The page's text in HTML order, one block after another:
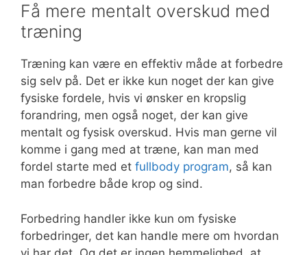
Få mere mentalt overskud med
træning
Træning kan være en effektiv måde at forbedre
sig selv på. Det er ikke kun noget der kan give
fysiske fordele, hvis vi ønsker en kropslig
forandring, men også noget, der kan give
mentalt og fysisk overskud. Hvis man gerne vil
komme i gang med at træne, kan man med
fordel starte med et fullbody program, så kan
man forbedre både krop og sind.
Forbedring handler ikke kun om fysiske
forbedringer, det kan handle mere om hvordan